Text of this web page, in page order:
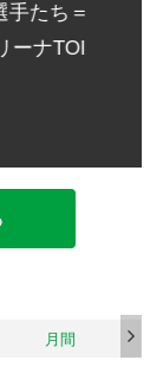
手たち＝
ーナTOI
月間